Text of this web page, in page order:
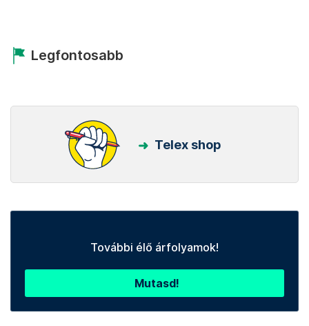
Legfontosabb
Telex shop
További élő árfolyamok!
Mutasd!